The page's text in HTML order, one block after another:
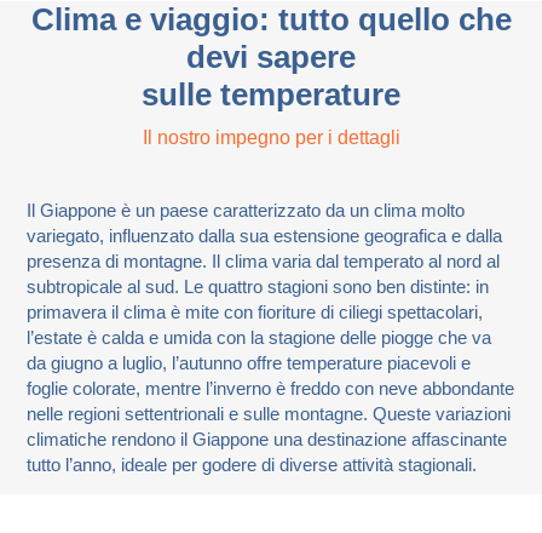
Clima e viaggio: tutto quello che
devi sapere
sulle temperature
Il nostro impegno per i dettagli
Il Giappone è un paese caratterizzato da un clima molto
variegato, influenzato dalla sua estensione geografica e dalla
presenza di montagne. Il clima varia dal temperato al nord al
subtropicale al sud. Le quattro stagioni sono ben distinte: in
primavera il clima è mite con fioriture di ciliegi spettacolari,
l’estate è calda e umida con la stagione delle piogge che va
da giugno a luglio, l’autunno offre temperature piacevoli e
foglie colorate, mentre l’inverno è freddo con neve abbondante
nelle regioni settentrionali e sulle montagne. Queste variazioni
climatiche rendono il Giappone una destinazione affascinante
tutto l’anno, ideale per godere di diverse attività stagionali.